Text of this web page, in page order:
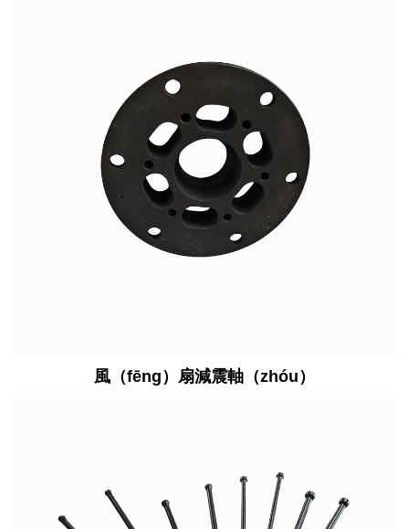
風（fēng）扇減震軸（zhóu）